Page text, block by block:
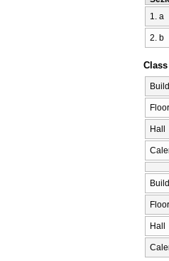
1. a
2. b
Floor
Hall
Floor
Hall